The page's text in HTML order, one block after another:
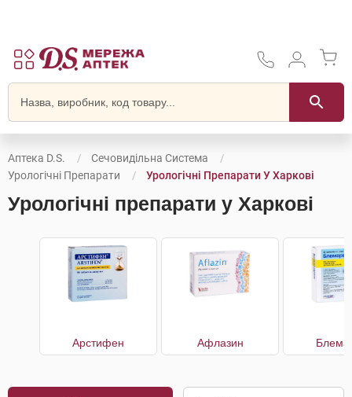
Аптека D.S.
Сечовидільна Система
Урологічні Препарати
Урологічні Препарати У Харкові
Урологічні препарати у Харкові
Арстифен Афлазин